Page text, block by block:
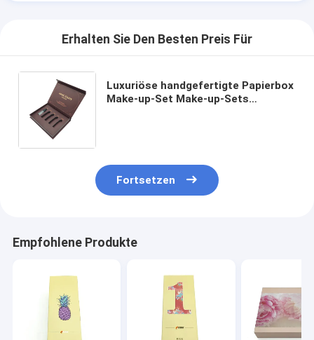
Erhalten Sie Den Besten Preis Für
Luxuriöse handgefertigte Papierbox
Make-up-Set Make-up-Sets
Fortsetzen
Empfohlene Produkte